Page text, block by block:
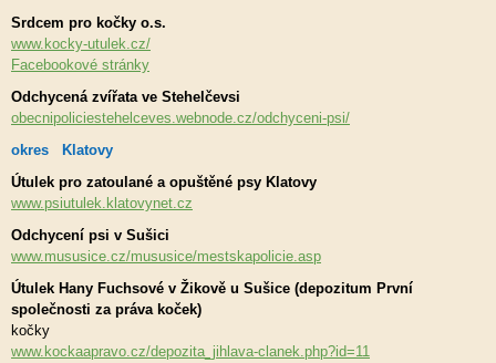
Srdcem pro kočky o.s.
www.kocky-utulek.cz/
Facebookové stránky
Odchycená zvířata ve Stehelčevsi
obecnipoliciestehelceves.webnode.cz/odchyceni-psi/
okres Klatovy
Útulek pro zatoulané a opuštěné psy Klatovy
www.psiutulek.klatovynet.cz
Odchycení psi v Sušici
www.mususice.cz/mususice/mestskapolicie.asp
Útulek Hany Fuchsové v Žikově u Sušice (depozitum První
společnosti za práva koček)
kočky
www.kockaapravo.cz/depozita_jihlava-clanek.php?id=11